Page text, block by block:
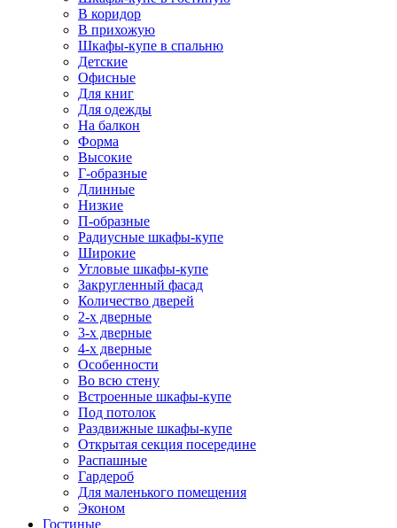
В коридор
В прихожую
Шкафы-купе в спальню
Детские
Офисные
Для книг
Для одежды
На балкон
Форма
Высокие
Г-образные
Длинные
Низкие
П-образные
Радиусные шкафы-купе
Широкие
Угловые шкафы-купе
Закругленный фасад
Количество дверей
2-х дверные
3-х дверные
4-х дверные
Особенности
Во всю стену
Встроенные шкафы-купе
Под потолок
Раздвижные шкафы-купе
Открытая секция посередине
Распашные
Гардероб
Для маленького помещения
Эконом
Гостиные